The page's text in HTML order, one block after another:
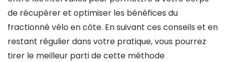
de récupérer et optimiser les bénéfices du
fractionné vélo en côte. En suivant ces conseils et en
restant régulier dans votre pratique, vous pourrez
tirer le meilleur parti de cette méthode